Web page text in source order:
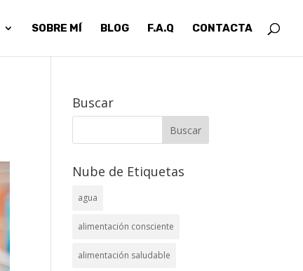
SOBRE MÍ BLOG F.A.Q CONTACTA
Buscar
Nube de Etiquetas
agua
alimentación consciente
alimentación saludable